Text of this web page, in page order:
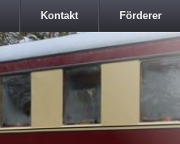
Kontakt Förderer